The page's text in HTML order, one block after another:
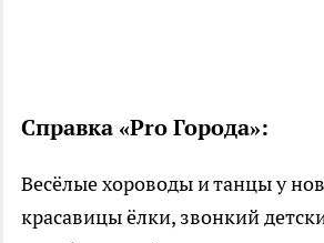
Справка «Pro Города»:
Весёлые хороводы и танцы у
красавицы ёлки, звонкий